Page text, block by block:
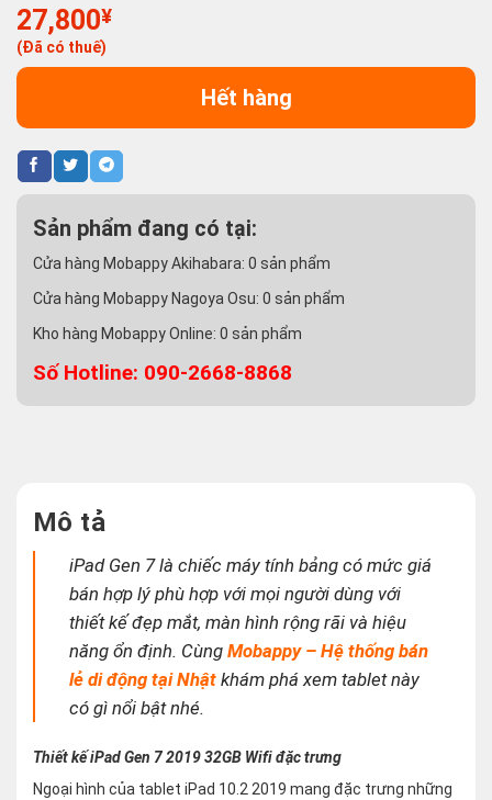
27,800¥
(Đã có thuế)
Hết hàng
Sản phẩm đang có tại:
Cửa hàng Mobappy Akihabara: 0 sản phẩm
Cửa hàng Mobappy Nagoya Osu: 0 sản phẩm
Kho hàng Mobappy Online: 0 sản phẩm
Số Hotline: 090-2668-8868
Mô tả
iPad Gen 7 là chiếc máy tính bảng có mức giá
bán hợp lý phù hợp với mọi người dùng với
thiết kế đẹp mắt, màn hình rộng rãi và hiệu
năng ổn định. CùngMobappy – Hệ thống bán
lẻ di động tại Nhật khám phá xem tablet này
có gì nổi bật nhé.
Thiết kế iPad Gen 7 2019 32GB Wifi đặc trưng
Ngoại hình của tablet iPad 10.2 2019 mang đặc trưng những